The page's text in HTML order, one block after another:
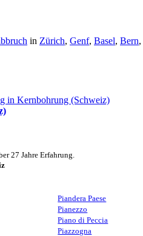
in Zürich, Genf, Basel, Bern,
27 Jahre Erfahrung.
Piandera Paese
Pianezzo
Piano di Peccia
Piazzogna